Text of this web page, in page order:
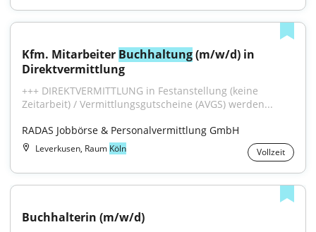
Kfm. Mitarbeiter Buchhaltung (m/w/d) in
Direktvermittlung
+++ DIREKTVERMITTLUNG in Festanstellung (keine
Zeitarbeit) / Vermittlungsgutscheine (AVGS) werden...
RADAS Jobbörse & Personalvermittlung GmbH
Leverkusen, Raum Köln Vollzeit
Buchhalterin (m/w/d)